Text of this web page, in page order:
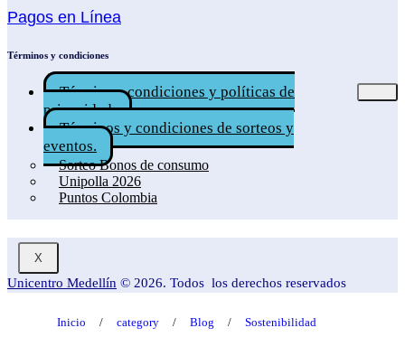
Pagos en Línea
Términos y condiciones
Términos, condiciones y políticas de
privacidad.
Términos y condiciones de sorteos y
eventos.
Sorteo Bonos de consumo
Unipolla 2026
Puntos Colombia
X
Unicentro Medellín © 2026. Todos los derechos reservados
Inicio / category / Blog / Sostenibilidad